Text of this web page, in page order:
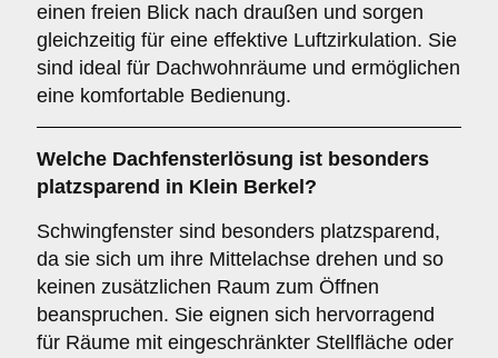
einen freien Blick nach draußen und sorgen
gleichzeitig für eine effektive Luftzirkulation. Sie
sind ideal für Dachwohnräume und ermöglichen
eine komfortable Bedienung.
Welche Dachfensterlösung ist besonders
platzsparend in Klein Berkel?
Schwingfenster sind besonders platzsparend,
da sie sich um ihre Mittelachse drehen und so
keinen zusätzlichen Raum zum Öffnen
beanspruchen. Sie eignen sich hervorragend
für Räume mit eingeschränkter Stellfläche oder